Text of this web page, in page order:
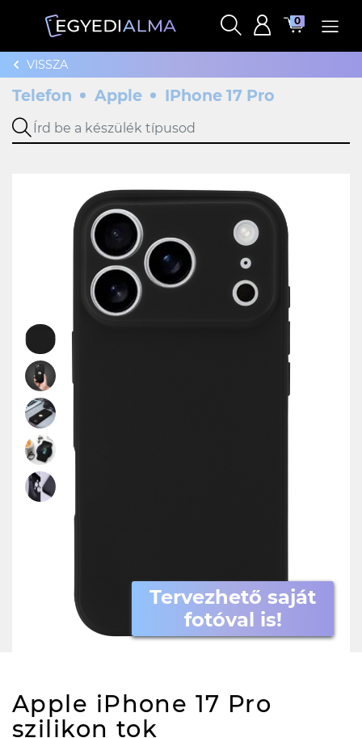
0
VISSZA
Telefon Apple IPhone 17 Pro
Tervezhető saját
fotóval is!
Apple iPhone 17 Pro
szilikon tok